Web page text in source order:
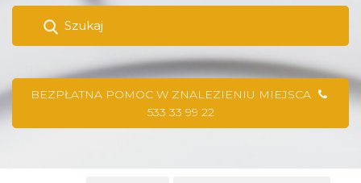
Szukaj
BEZPŁATNA POMOC W ZNALEZIENIU MIEJSCA
533 33 99 22